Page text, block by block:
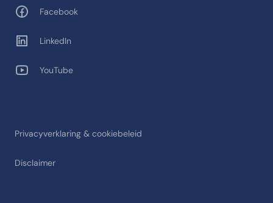
Privacyverklaring & cookiebeleid
Disclaimer
Facebook
LinkedIn
YouTube